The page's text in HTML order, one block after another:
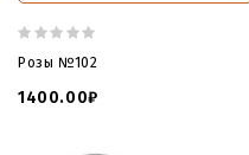
Розы №102
1400.00₽